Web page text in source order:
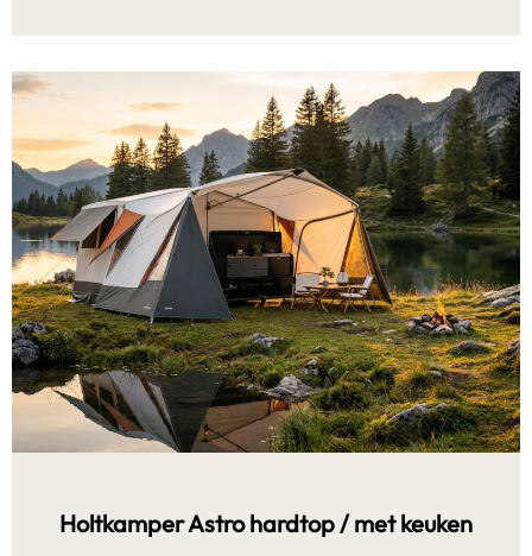
Holtkamper Astro hardtop / met keuken